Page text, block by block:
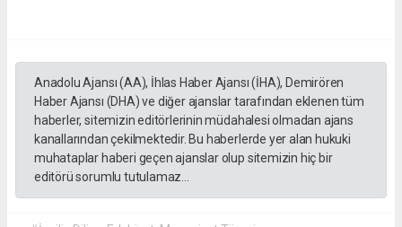
Anadolu Ajansı (AA), İhlas Haber Ajansı (İHA), Demirören
Haber Ajansı (DHA) ve diğer ajanslar tarafından eklenen tüm
haberler, sitemizin editörlerinin müdahalesi olmadan ajans
kanallarından çekilmektedir. Bu haberlerde yer alan hukuki
muhataplar haberi geçen ajanslar olup sitemizin hiç bir
editörü sorumlu tutulamaz...